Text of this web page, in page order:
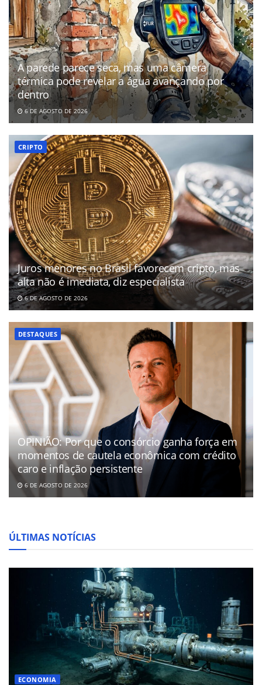
A parede parece seca, mas uma câmera
térmica pode revelar a água avançando por
dentro
6 DE AGOSTO DE 2026
CRIPTO
Juros menores no Brasil favorecem cripto, mas
alta não é imediata, diz especialista
6 DE AGOSTO DE 2026
DESTAQUES
OPINIÃO: Por que o consórcio ganha força em
momentos de cautela econômica com crédito
caro e inflação persistente
6 DE AGOSTO DE 2026
ÚLTIMAS NOTÍCIAS
ECONOMIA